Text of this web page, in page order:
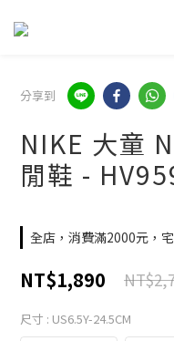
分享到
NIKE 大童
閒鞋 -
全店，消費滿2000元，
NT$1,890
尺寸 : US6.5Y-24.5CM